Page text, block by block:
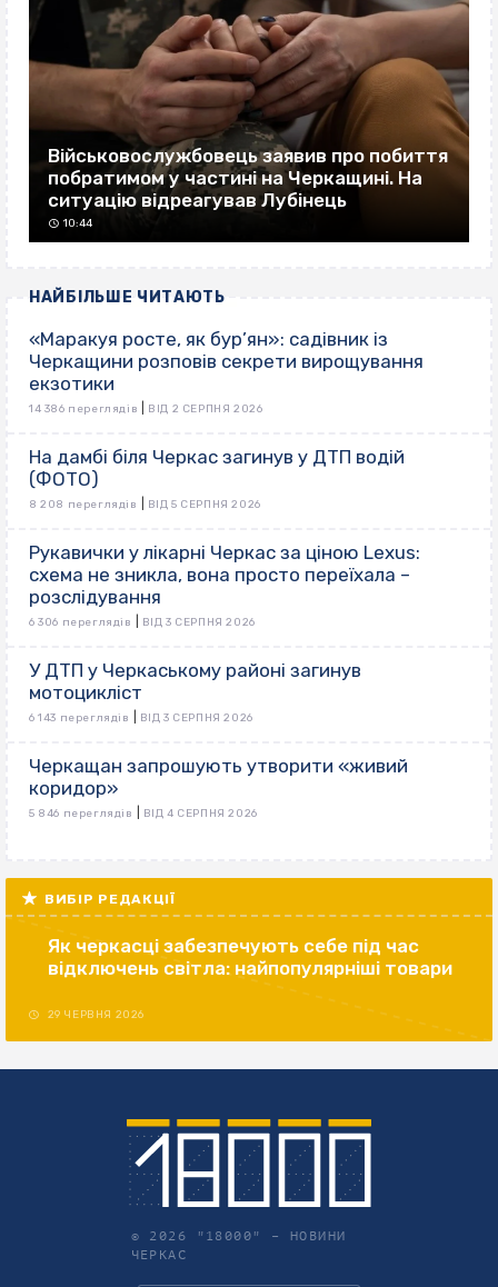
Військовослужбовець заявив про побиття
побратимом у частині на Черкащині. На
ситуацію відреагував Лубінець
10:44
НАЙБІЛЬШЕ ЧИТАЮТЬ
«Маракуя росте, як бур’ян»: садівник із
Черкащини розповів секрети вирощування
екзотики
14 386 переглядів ВІД 2 СЕРПНЯ 2026
На дамбі біля Черкас загинув у ДТП водій
(ФОТО)
8 208 переглядів ВІД 5 СЕРПНЯ 2026
Рукавички у лікарні Черкас за ціною Lexus:
схема не зникла, вона просто переїхала –
розслідування
6 306 переглядів ВІД 3 СЕРПНЯ 2026
У ДТП у Черкаському районі загинув
мотоцикліст
6 143 переглядів ВІД 3 СЕРПНЯ 2026
Черкащан запрошують утворити «живий
коридор»
5 846 переглядів ВІД 4 СЕРПНЯ 2026
ВИБІР РЕДАКЦІЇ
Як черкасці забезпечують себе під час
відключень світла: найпопулярніші товари
29 ЧЕРВНЯ 2026
© 2026 "18000" – НОВИНИ
ЧЕРКАС